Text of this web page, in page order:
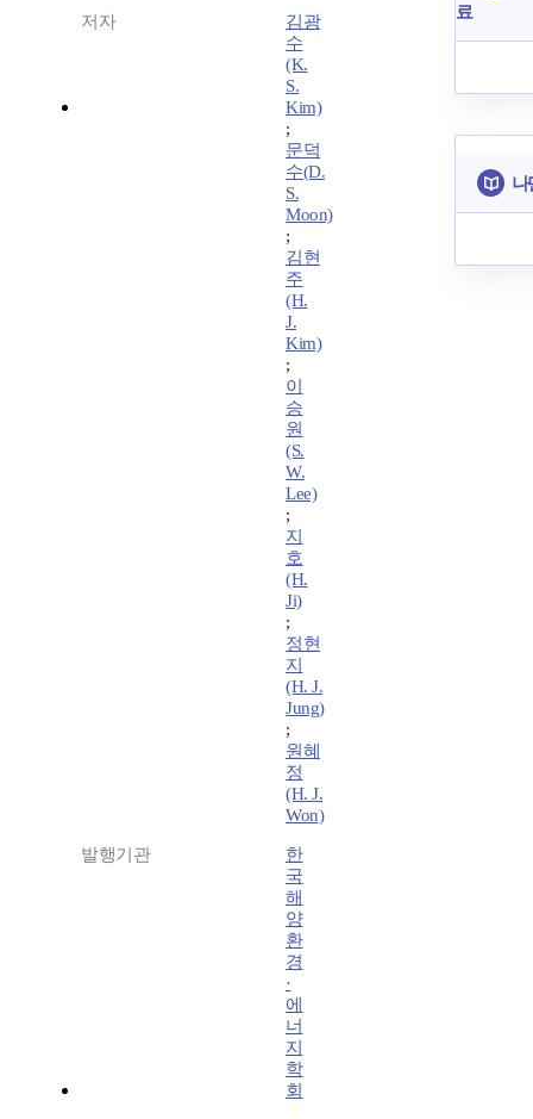
저자
김광
수
(K.
S.
Kim)
;
문덕
수(D.
S.
Moon)
;
김현
주
(H.
J.
Kim)
;
이
승
원
(S.
W.
Lee)
;
지
호
(H.
Ji)
;
정현
지
(H. J.
Jung)
;
원혜
정
(H. J.
Won)
발행기관
한
국
해
양
환
경
·
에
너
지
학
회
료
나